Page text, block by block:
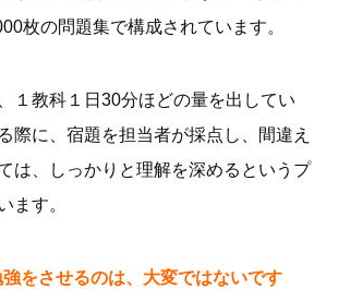
枚の問題集で構成されています。
１教科１日30分ほどの量を出してい
際に、宿題を担当者が採点し、間違え
は、しっかりと理解を深めるというプ
ます。
をさせるのは、大変ではないです